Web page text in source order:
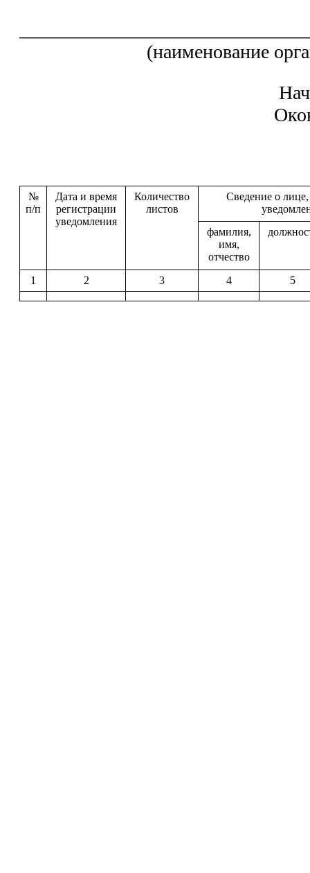
(наименование
№
п/п
Дата и время
регистрации
уведомления
Количество
листов
Сведение о
фамилия,
имя,
отчество
1 2 3 4 5